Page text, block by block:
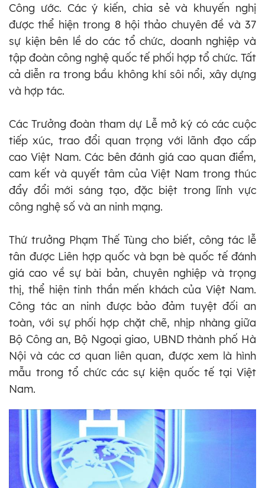
Công ước. Các ý kiến, chia sẻ và khuyến nghị
được thể hiện trong 8 hội thảo chuyên đề và 37
sự kiện bên lề do các tổ chức, doanh nghiệp và
tập đoàn công nghệ quốc tế phối hợp tổ chức. Tất
cả diễn ra trong bầu không khí sôi nổi, xây dựng
và hợp tác.
Các Trưởng đoàn tham dự Lễ mở ký có các cuộc
tiếp xúc, trao đổi quan trọng với lãnh đạo cấp
cao Việt Nam. Các bên đánh giá cao quan điểm,
cam kết và quyết tâm của Việt Nam trong thúc
đẩy đổi mới sáng tạo, đặc biệt trong lĩnh vực
công nghệ số và an ninh mạng.
Thứ trưởng Phạm Thế Tùng cho biết, công tác lễ
tân được Liên hợp quốc và bạn bè quốc tế đánh
giá cao về sự bài bản, chuyên nghiệp và trọng
thị, thể hiện tinh thần mến khách của Việt Nam.
Công tác an ninh được bảo đảm tuyệt đối an
toàn, với sự phối hợp chặt chẽ, nhịp nhàng giữa
Bộ Công an, Bộ Ngoại giao, UBND thành phố Hà
Nội và các cơ quan liên quan, được xem là hình
mẫu trong tổ chức các sự kiện quốc tế tại Việt
Nam.